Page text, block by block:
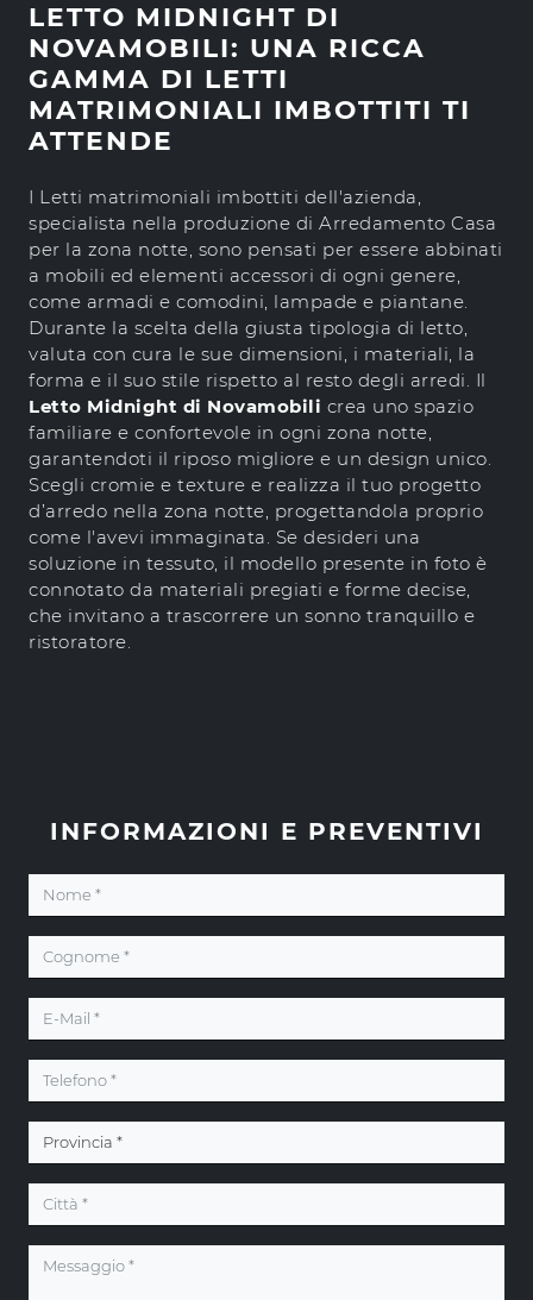
LETTO MIDNIGHT DI
NOVAMOBILI: UNA RICCA
GAMMA DI LETTI
MATRIMONIALI IMBOTTITI TI
ATTENDE
I Letti matrimoniali imbottiti dell'azienda,
specialista nella produzione di Arredamento Casa
per la zona notte, sono pensati per essere abbinati
a mobili ed elementi accessori di ogni genere,
come armadi e comodini, lampade e piantane.
Durante la scelta della giusta tipologia di letto,
valuta con cura le sue dimensioni, i materiali, la
forma e il suo stile rispetto al resto degli arredi. Il
Letto Midnight di Novamobili crea uno spazio
familiare e confortevole in ogni zona notte,
garantendoti il riposo migliore e un design unico.
Scegli cromie e texture e realizza il tuo progetto
d’arredo nella zona notte, progettandola proprio
come l'avevi immaginata. Se desideri una
soluzione in tessuto, il modello presente in foto è
connotato da materiali pregiati e forme decise,
che invitano a trascorrere un sonno tranquillo e
ristoratore.
INFORMAZIONI E PREVENTIVI